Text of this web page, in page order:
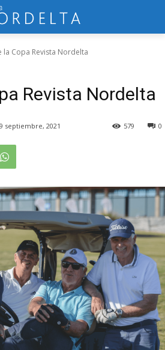
la Copa Revista Nordelta
Revista Nordelta
septiembre, 2021 0
579